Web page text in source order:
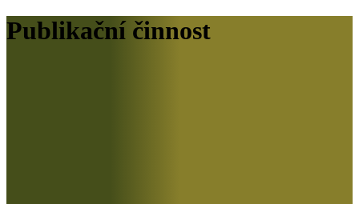
Publikační činnost